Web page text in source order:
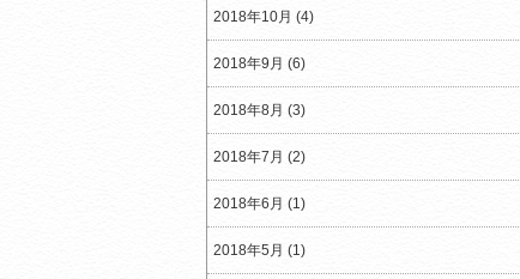
2018年10月 (4)
2018年9月 (6)
2018年8月 (3)
2018年7月 (2)
2018年6月 (1)
2018年5月 (1)